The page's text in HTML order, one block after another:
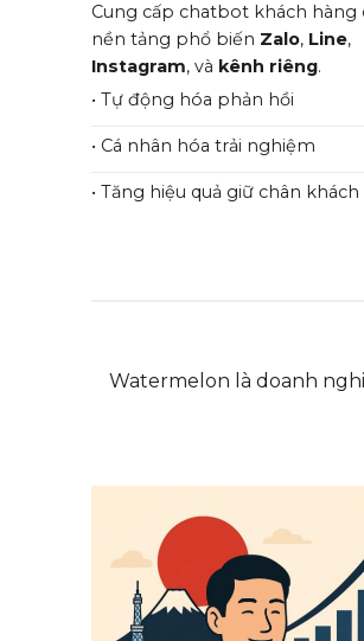
Cung cấp chatbot khách hàng
nền tảng phổ biến Zalo, Line,
Instagram, và kênh riêng.
• Tự động hóa phản hồi
• Cá nhân hóa trải nghiệm
• Tăng hiệu quả giữ chân
Watermelon là doanh